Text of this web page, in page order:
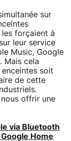
sur
forçaient à
leur service
Music, Google
Mais cela
soit
de cette
offrir une
via Bluetooth
Home